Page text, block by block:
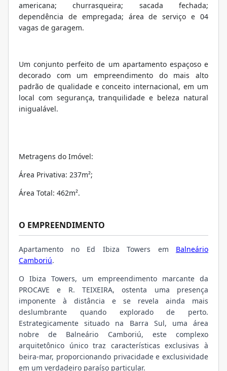
americana; churrasqueira; sacada fechada;
dependência de empregada; área de serviço e 04
vagas de garagem.
Um conjunto perfeito de um apartamento espaçoso e
decorado com um empreendimento do mais alto
padrão de qualidade e conceito internacional, em um
local com segurança, tranquilidade e beleza natural
inigualável.
Metragens do Imóvel:
Área Privativa: 237m²;
Área Total: 462m².
O EMPREENDIMENTO
Apartamento no Ed Ibiza Towers em Balneário
Camboriú.
O Ibiza Towers, um empreendimento marcante da
PROCAVE e R. TEIXEIRA, ostenta uma presença
imponente à distância e se revela ainda mais
deslumbrante quando explorado de perto.
Estrategicamente situado na Barra Sul, uma área
nobre de Balneário Camboriú, este complexo
arquitetônico único traz características exclusivas à
beira-mar, proporcionando privacidade e exclusividade
em um verdadeiro paraíso particular.